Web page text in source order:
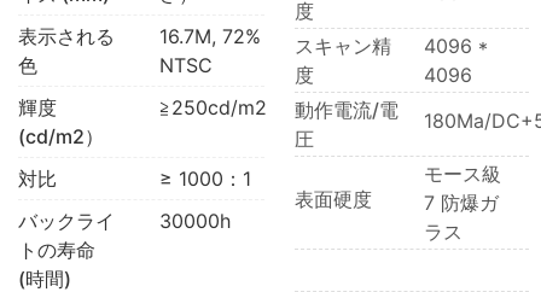
表示される
色
16.7M, 72%
NTSC
輝度
(cd/m2）
≧250cd/m2
対比
≥ 1000：1
バックライ
トの寿命
(時間)
30000h
度
スキャン精
度
4096 *
4096
動作電流/電
圧
180Ma/
表面硬度
モース級
7 防爆ガ
ラス